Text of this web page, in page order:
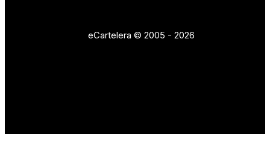
eCartelera © 2005 - 2026